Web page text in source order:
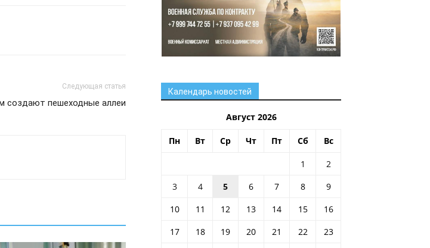
Следующая статья
создают пешеходные аллеи
Календарь новостей
Август 2026
Пн Вт Ср Чт Пт Сб Вс
1
2
3
4 5 6 7 8
9
10
11 12 13 14 15
16
17
18 19 20 21 22
23